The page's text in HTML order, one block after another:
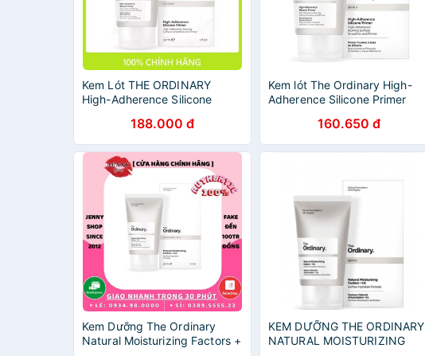
Kem Lót THE ORDINARY
High-Adherence Silicone
188.000 đ
Kem lót The Ordinary High-
Adherence Silicone Primer
160.650 đ
Kem Dưỡng The Ordinary
Natural Moisturizing Factors +
KEM DƯỠNG THE ORDINARY
NATURAL MOISTURIZING